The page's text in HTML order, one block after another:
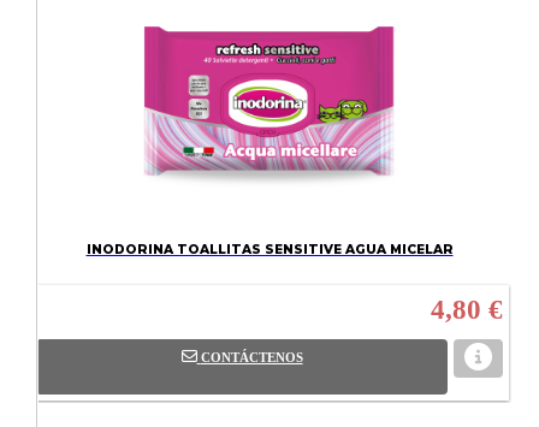
INODORINA TOALLITAS SENSITIVE AGUA MICELAR
4,80 €
CONTÁCTENOS